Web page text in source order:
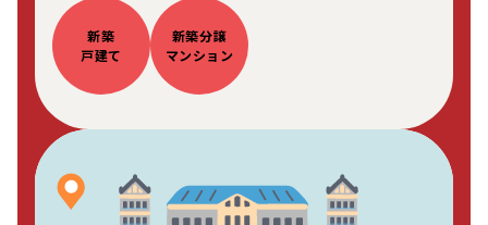
新築
戸建て
新築分譲
マンション